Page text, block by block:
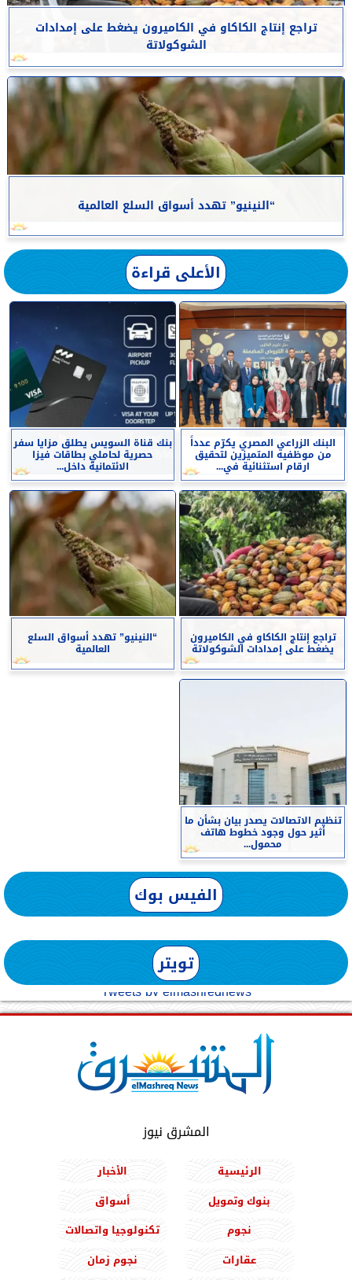
تراجع إنتاج الكاكاو في الكاميرون يضغط على إمدادات
الشوكولاتة
“النينيو” تهدد أسواق السلع العالمية
الأعلى قراءة
البنك الزراعي المصري يكرّم عدداً
من موظفيه المتميزين لتحقيق
ارقام استثنائية في...
بنك قناة السويس يطلق مزايا سفر
حصرية لحاملي بطاقات فيزا
الائتمانية داخل...
تراجع إنتاج الكاكاو في الكاميرون
يضغط على إمدادات الشوكولاتة
“النينيو” تهدد أسواق السلع
العالمية
تنظيم الاتصالات يصدر بيان بشأن ما
أثير حول وجود خطوط هاتف
محمول...
الفيس بوك
تويتر
Tweets by elmashreqnews
المشرق نيوز
الرئيسية
الأخبار
بنوك وتمويل
أسواق
نجوم
تكنولوجيا واتصالات
عقارات
نجوم زمان